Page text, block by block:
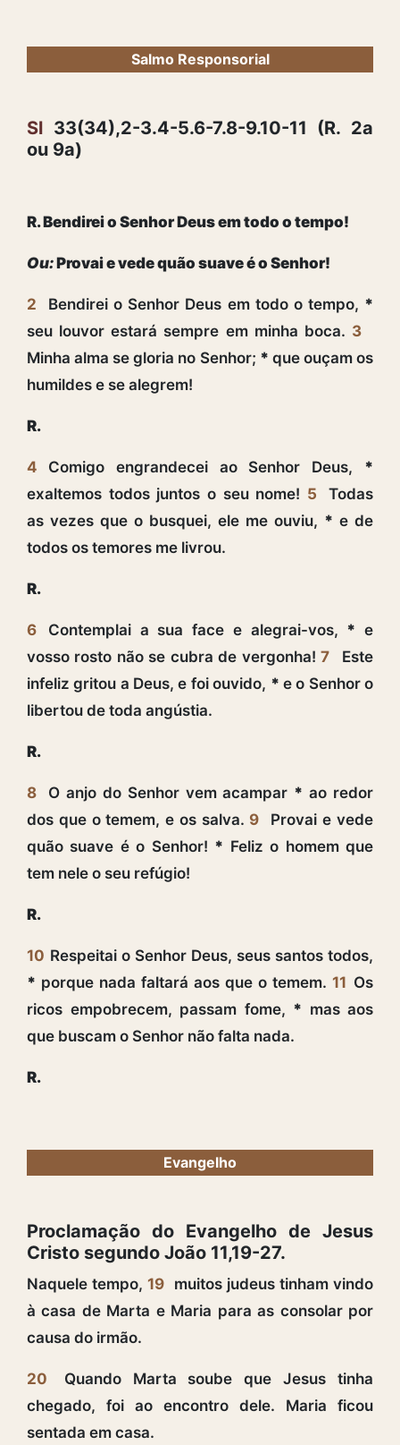
Salmo Responsorial
Sl 33(34),2-3.4-5.6-7.8-9.10-11 (R. 2a
ou 9a)
R. Bendirei o Senhor Deus em todo o tempo!
Ou:Provai e vede quão suave é o Senhor!
2 Bendirei o Senhor Deus em todo o tempo, *
seu louvor estará sempre em minha boca. 3
Minha alma se gloria no Senhor; * que ouçam os
humildes e se alegrem!
R.
4 Comigo engrandecei ao Senhor Deus, *
exaltemos todos juntos o seu nome! 5
Todas
as vezes que o busquei, ele me ouviu, * e de
todos os temores me livrou.
R.
6 Contemplai a sua face e alegrai-vos, * e
vosso rosto não se cubra de vergonha! 7
Este
infeliz gritou a Deus, e foi ouvido, * e o Senhor o
libertou de toda angústia.
R.
8 O anjo do Senhor vem acampar * ao redor
dos que o temem, e os salva. 9
Provai e vede
quão suave é o Senhor! * Feliz o homem que
tem nele o seu refúgio!
R.
10 Respeitai o Senhor Deus, seus santos todos,
* porque nada faltará aos que o temem. 11 Os
ricos empobrecem, passam fome, * mas aos
que buscam o Senhor não falta nada.
R.
Evangelho
Proclamação do Evangelho de Jesus
Cristo segundo João 11,19-27.
Naquele tempo, 19 muitos judeus tinham vindo
à casa de Marta e Maria para as consolar por
causa do irmão.
20
Quando Marta soube que Jesus tinha
chegado, foi ao encontro dele. Maria ficou
sentada em casa.